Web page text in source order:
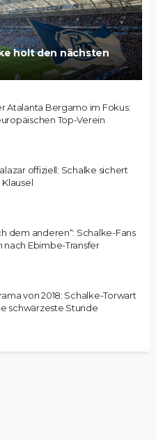
holt den nächsten
Atalanta Bergamo im Fokus:
Top-Verein
offiziell: Schalke sichert
dem anderen“: Schalke-Fans
nach Ebimbe-Transfer
von 2018: Schalke-Torwart
schwärzeste Stunde